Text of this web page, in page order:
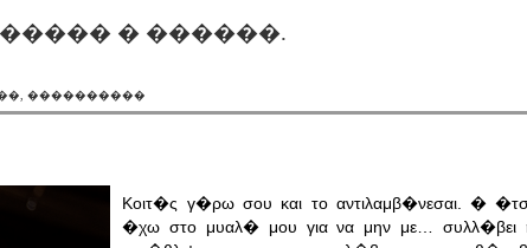
� ������.
����������
Κοιτ�ς γ�ρω σου και το αντιλαμβ�νεσαι. �
�χω στο μυαλ� μου για να μην με… συλλ�βει